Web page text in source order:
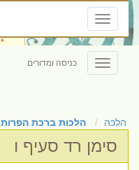
Toggle
navigation
Toggle
navigation
כניסה ומדורים
הלכה הלכות ברכת הפרות
סימן רד סעיף ו